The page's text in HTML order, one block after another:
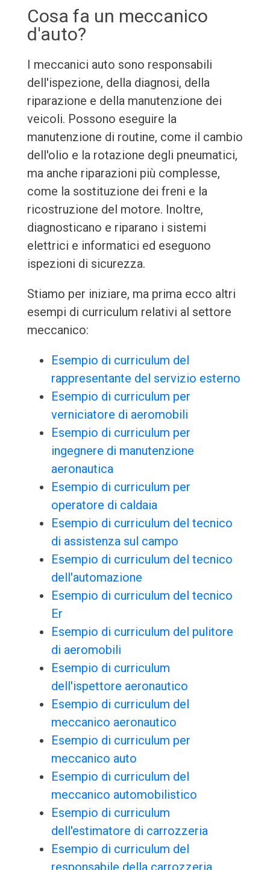
Cosa fa un meccanico
d'auto?
I meccanici auto sono responsabili
dell'ispezione, della diagnosi, della
riparazione e della manutenzione dei
veicoli. Possono eseguire la
manutenzione di routine, come il cambio
dell'olio e la rotazione degli pneumatici,
ma anche riparazioni più complesse,
come la sostituzione dei freni e la
ricostruzione del motore. Inoltre,
diagnosticano e riparano i sistemi
elettrici e informatici ed eseguono
ispezioni di sicurezza.
Stiamo per iniziare, ma prima ecco altri
esempi di curriculum relativi al settore
meccanico:
Esempio di curriculum del
rappresentante del servizio esterno
Esempio di curriculum per
verniciatore di aeromobili
Esempio di curriculum per
ingegnere di manutenzione
aeronautica
Esempio di curriculum per
operatore di caldaia
Esempio di curriculum del tecnico
di assistenza sul campo
Esempio di curriculum del tecnico
dell'automazione
Esempio di curriculum del tecnico
Er
Esempio di curriculum del pulitore
di aeromobili
Esempio di curriculum
dell'ispettore aeronautico
Esempio di curriculum del
meccanico aeronautico
Esempio di curriculum per
meccanico auto
Esempio di curriculum del
meccanico automobilistico
Esempio di curriculum
dell'estimatore di carrozzeria
Esempio di curriculum del
responsabile della carrozzeria